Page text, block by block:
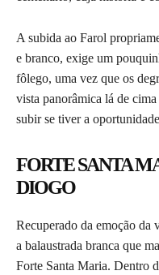
A subida ao Farol
e branco, exige um
fôlego, uma vez que os
vista panorâmica lá de
subir se tiver a
FORTE SANTA
DIOGO
Recuperado da emoção da
a balaustrada branca que
Forte Santa Maria. Dentro